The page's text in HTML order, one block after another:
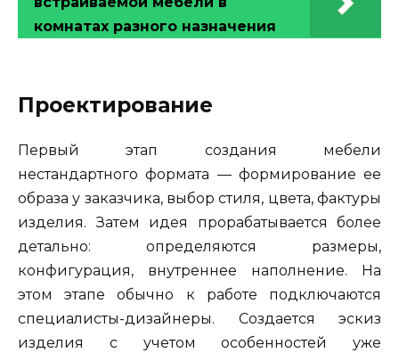
комнатах разного назначения
Проектирование
Первый этап создания мебели
нестандартного формата — формирование ее
образа у заказчика, выбор стиля, цвета, фактуры
изделия. Затем идея прорабатывается более
детально: определяются размеры,
конфигурация, внутреннее наполнение. На
этом этапе обычно к работе подключаются
специалисты-дизайнеры. Создается эскиз
изделия с учетом особенностей уже